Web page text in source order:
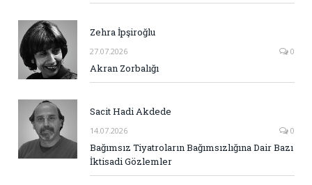
Zehra İpşiroğlu
27.07.2026 0
Akran Zorbalığı
Sacit Hadi Akdede
14.07.2026 0
Bağımsız Tiyatroların Bağımsızlığına Dair Bazı
İktisadi Gözlemler